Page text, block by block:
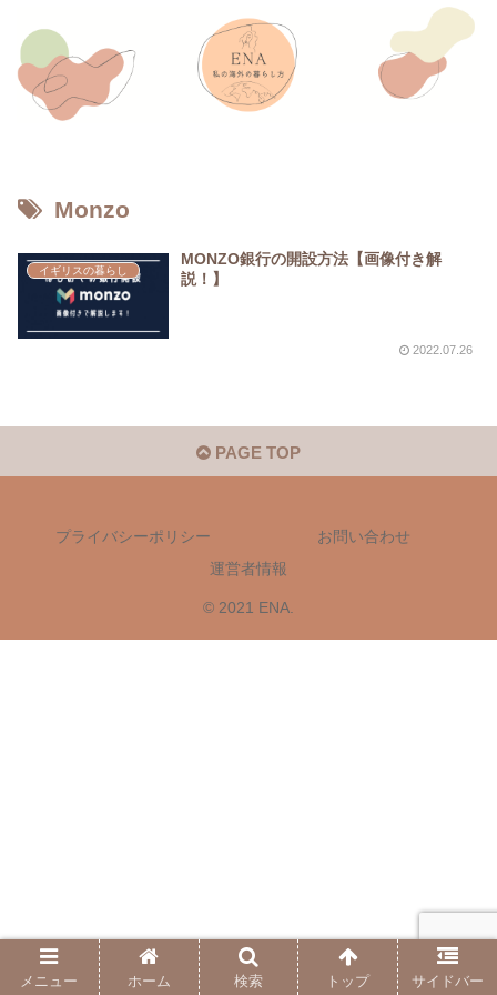
Monzo
イギリスの暮らし
MONZO銀行の開設方法【画像付き解
説！】
2022.07.26
PAGE TOP
プライバシーポリシー
お問い合わせ
運営者情報
© 2021 ENA.
メニュー ホーム 検索 トップ サイドバー